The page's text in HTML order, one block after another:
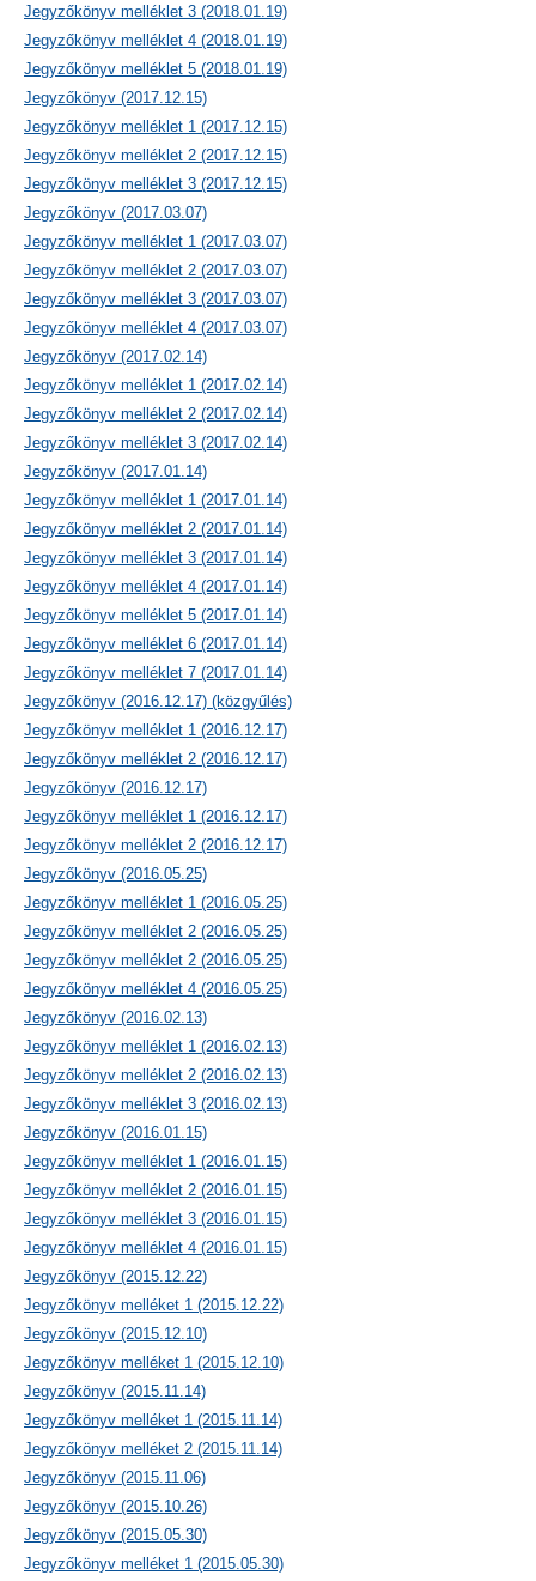
Jegyzőkönyv melléklet 3 (2018.01.19)
Jegyzőkönyv melléklet 4 (2018.01.19)
Jegyzőkönyv melléklet 5 (2018.01.19)
Jegyzőkönyv (2017.12.15)
Jegyzőkönyv melléklet 1 (2017.12.15)
Jegyzőkönyv melléklet 2 (2017.12.15)
Jegyzőkönyv melléklet 3 (2017.12.15)
Jegyzőkönyv (2017.03.07)
Jegyzőkönyv melléklet 1 (2017.03.07)
Jegyzőkönyv melléklet 2 (2017.03.07)
Jegyzőkönyv melléklet 3 (2017.03.07)
Jegyzőkönyv melléklet 4 (2017.03.07)
Jegyzőkönyv (2017.02.14)
Jegyzőkönyv melléklet 1 (2017.02.14)
Jegyzőkönyv melléklet 2 (2017.02.14)
Jegyzőkönyv melléklet 3 (2017.02.14)
Jegyzőkönyv (2017.01.14)
Jegyzőkönyv melléklet 1 (2017.01.14)
Jegyzőkönyv melléklet 2 (2017.01.14)
Jegyzőkönyv melléklet 3 (2017.01.14)
Jegyzőkönyv melléklet 4 (2017.01.14)
Jegyzőkönyv melléklet 5 (2017.01.14)
Jegyzőkönyv melléklet 6 (2017.01.14)
Jegyzőkönyv melléklet 7 (2017.01.14)
Jegyzőkönyv (2016.12.17) (közgyűlés)
Jegyzőkönyv melléklet 1 (2016.12.17)
Jegyzőkönyv melléklet 2 (2016.12.17)
Jegyzőkönyv (2016.12.17)
Jegyzőkönyv melléklet 1 (2016.12.17)
Jegyzőkönyv melléklet 2 (2016.12.17)
Jegyzőkönyv (2016.05.25)
Jegyzőkönyv melléklet 1 (2016.05.25)
Jegyzőkönyv melléklet 2 (2016.05.25)
Jegyzőkönyv melléklet 2 (2016.05.25)
Jegyzőkönyv melléklet 4 (2016.05.25)
Jegyzőkönyv (2016.02.13)
Jegyzőkönyv melléklet 1 (2016.02.13)
Jegyzőkönyv melléklet 2 (2016.02.13)
Jegyzőkönyv melléklet 3 (2016.02.13)
Jegyzőkönyv (2016.01.15)
Jegyzőkönyv melléklet 1 (2016.01.15)
Jegyzőkönyv melléklet 2 (2016.01.15)
Jegyzőkönyv melléklet 3 (2016.01.15)
Jegyzőkönyv melléklet 4 (2016.01.15)
Jegyzőkönyv (2015.12.22)
Jegyzőkönyv melléket 1 (2015.12.22)
Jegyzőkönyv (2015.12.10)
Jegyzőkönyv melléket 1 (2015.12.10)
Jegyzőkönyv (2015.11.14)
Jegyzőkönyv melléket 1 (2015.11.14)
Jegyzőkönyv melléket 2 (2015.11.14)
Jegyzőkönyv (2015.11.06)
Jegyzőkönyv (2015.10.26)
Jegyzőkönyv (2015.05.30)
Jegyzőkönyv melléket 1 (2015.05.30)